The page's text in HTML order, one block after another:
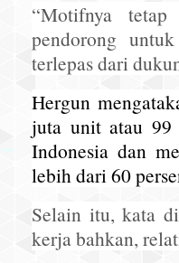
“Motifnya
pendorong
terlepas dari
Hergun
juta unit atau 99
Indonesia dan
lebih dari 60
Selain itu, kata
kerja bahkan,